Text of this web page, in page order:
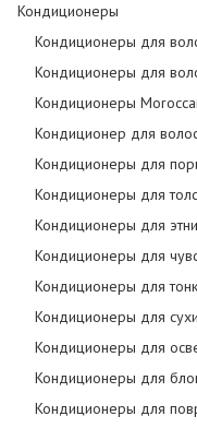
Кондиционеры
Кондиционеры для
Кондиционеры для
Кондиционеры
Кондиционер для
Кондиционеры для
Кондиционеры для
Кондиционеры для
Кондиционеры для
Кондиционеры для
Кондиционеры для
Кондиционеры для
Кондиционеры для
Кондиционеры для